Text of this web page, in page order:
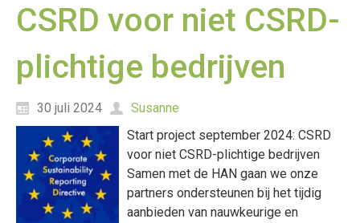
CSRD voor niet CSRD-
plichtige bedrijven
30 juli 2024
Susanne
Start project september 2024: CSRD
voor niet CSRD-plichtige bedrijven
Samen met de HAN gaan we onze
partners ondersteunen bij het tijdig
aanbieden van nauwkeurige en